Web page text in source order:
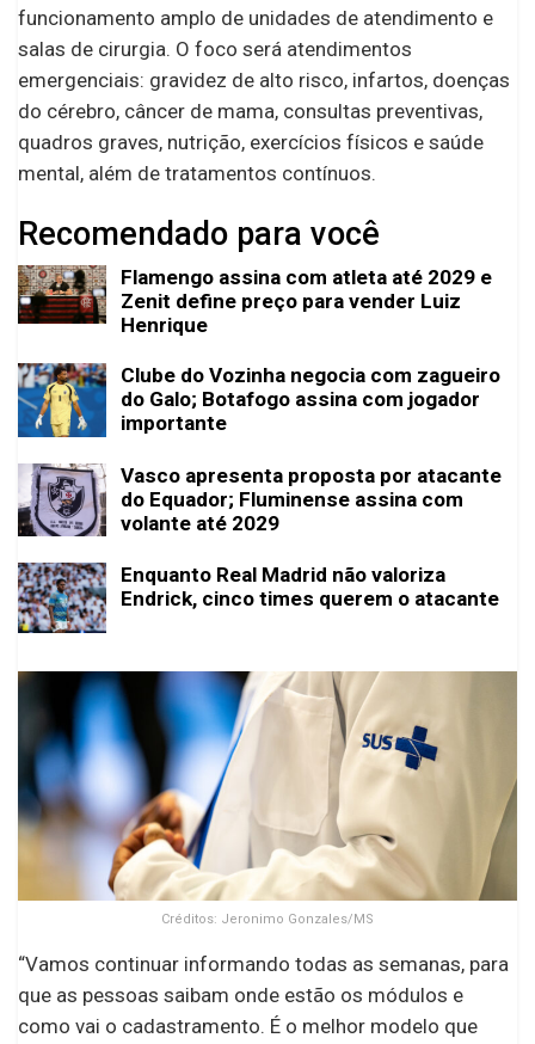
funcionamento amplo de unidades de atendimento e
salas de cirurgia. O foco será atendimentos
emergenciais: gravidez de alto risco, infartos, doenças
do cérebro, câncer de mama, consultas preventivas,
quadros graves, nutrição, exercícios físicos e saúde
mental, além de tratamentos contínuos.
Recomendado para você
Flamengo assina com atleta até 2029 e
Zenit define preço para vender Luiz
Henrique
Clube do Vozinha negocia com zagueiro
do Galo; Botafogo assina com jogador
importante
Vasco apresenta proposta por atacante
do Equador; Fluminense assina com
volante até 2029
Enquanto Real Madrid não valoriza
Endrick, cinco times querem o atacante
Créditos: Jeronimo Gonzales/MS
“Vamos continuar informando todas as semanas, para
que as pessoas saibam onde estão os módulos e
como vai o cadastramento. É o melhor modelo que